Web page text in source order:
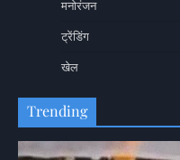
मनोरंजन
ट्रेंडिंग
खेल
Trending